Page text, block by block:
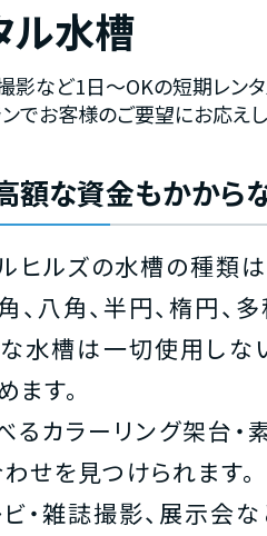
ル水槽
影など1日～OKの短期レン
でお客様のご要望にお応えし
額な資金もかから
ヒルズの水槽の種類
、八角、半円、楕円、
水槽は一切使用しな
ます。
るカラーリング架台
せを見つけられます。
ビ・雑誌撮影、展示会